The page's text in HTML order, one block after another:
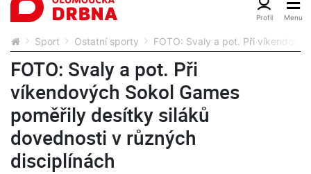
Sport Ostatní sporty FOTO: Svaly a pot. Při
FOTO: Svaly a pot. Při
víkendových Sokol Games
poměřily desítky siláků
dovednosti v různých
disciplínách